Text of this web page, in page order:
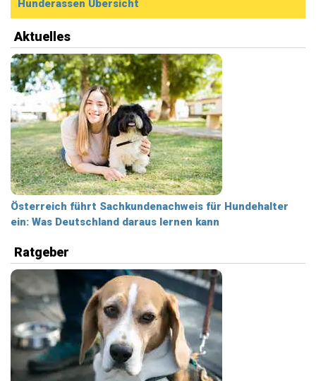
Hunderassen Übersicht
Aktuelles
Österreich führt Sachkundenachweis für Hundehalter
ein: Was Deutschland daraus lernen kann
Ratgeber